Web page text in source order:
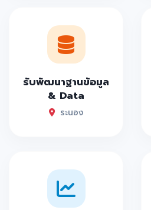
รับพัฒนาฐานข้อมูล
& Data
ระนอง